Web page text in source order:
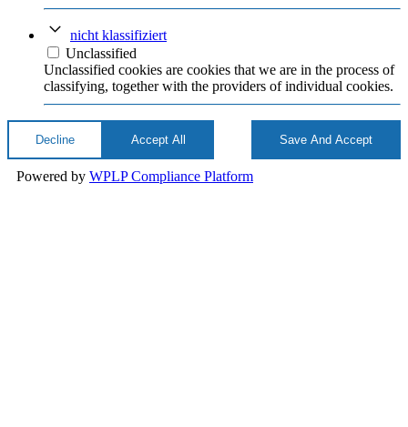
nicht klassifiziert
Unclassified
Unclassified cookies are cookies that we are in the process of
classifying, together with the providers of individual cookies.
Decline Accept All Save And Accept
Powered by WPLP Compliance Platform